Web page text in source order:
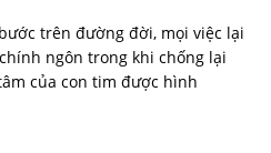
trên đường đời, mọi việc lại
ngôn trong khi chống lại
của con tim được hình